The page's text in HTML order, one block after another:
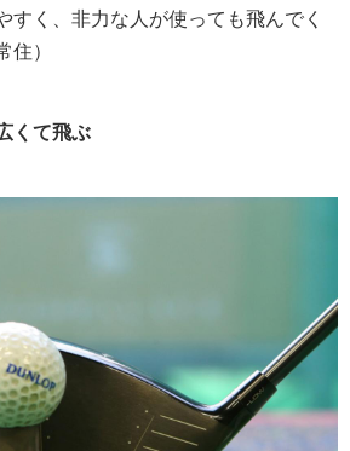
すく、非力な人が使っても飛んでく
）
くて飛ぶ